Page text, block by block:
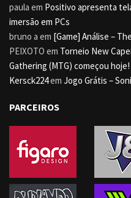
paula em Positivo apresenta
imersão em PCs
bruno a em [Game] Análise –
PEIXOTO em Torneio New
Gathering (MTG) começou hoje!
Kersck224em Jogo Grátis –
PARCEIROS